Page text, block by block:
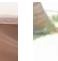
ل
ا
ق
ا